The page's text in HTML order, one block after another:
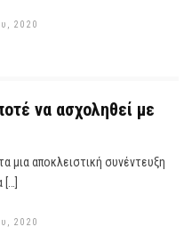
2020
να ασχοληθεί με
μια αποκλειστική συνέντευξη
2020